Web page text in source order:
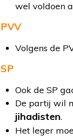
wel voldoen
PVV
Volgens de
SP
Ook de SP
De partij wil
jihadisten.
Het leger